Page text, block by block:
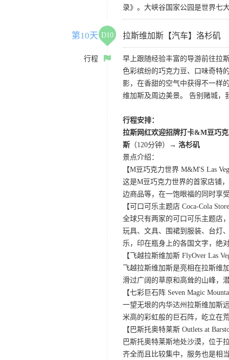
录》。大峡谷国家公园是世界七
第10天 D10 拉斯维加斯【汽车】洛杉矶
行程
早上跟随经验丰富的导游前往拉
色彩缤纷的巧克力豆、口味奇特
影，在香甜的空气中获得不一样
维加斯及周边美景。 告别赌城
行程安排：
拉斯网红欢迎招牌打卡&M豆巧
斯 （120分钟）
→ 洛杉矶
景点介绍：
【M豆巧克力世界 M&M'S Las
这是M豆巧克力世界的首家店铺
边商品等，在一饱眼福的同时享
【可口可乐主题店 Coca-Cola
全球只有两家的可口可乐主题店
玩具、文具、围裙到服装、台灯
乐，印在瓶身上的各国文字，绝
【飞越拉斯维加斯 FlyOver Las
飞越拉斯维加斯是亮相在拉斯
滑过广阔的草原和高耸的山峰，
【七彩巨石阵 Seven Magic
一望无垠的内华达州拉斯维加斯
米高的彩虹般的巨石阵，屹立在
【巴斯托奥特莱斯 Outlets at
巴斯托奥特莱斯地处沙漠，位于
齐全而且比较集中，服务也是相